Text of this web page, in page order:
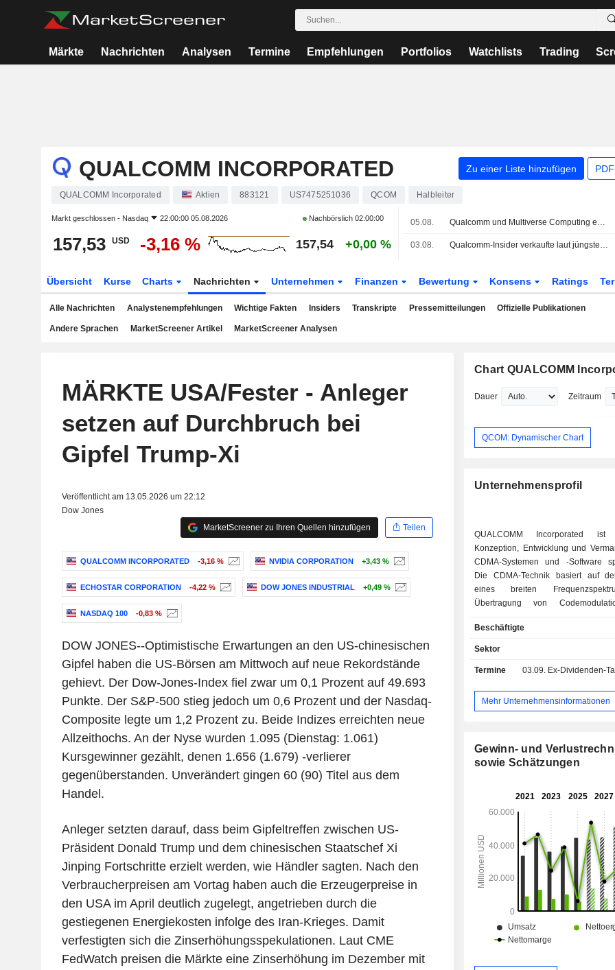
Märkte Nachrichten Analysen Termine Empfehlungen Portfolios Watchlists Trading
QUALCOMM INCORPORATED Zu einer Liste hinzufügen
QUALCOMM Incorporated Aktien 883121 US7475251036 QCOM Halbleiter
Markt geschlossen - Nasdaq 22:00:00 05.08.2026 Nachbörslich02:00:00
157,53 USD -3,16 % 157,54 +0,00 %
05.08. Qualcomm und Multiverse Computing entwickeln gemeinsam KI-Modelle für Rechenzentren
03.08. Qualcomm-Insider verkaufte laut jüngster SEC-Meldung Aktien im Wert von 470.528 USD
Übersicht Kurse Charts Nachrichten Unternehmen Finanzen Bewertung Konsens Ratings
Alle Nachrichten Analystenempfehlungen Wichtige Fakten Insiders Transkripte Pressemitteilungen Offizielle Publikationen
Andere Sprachen MarketScreener Artikel MarketScreener Analysen
MÄRKTE USA/Fester - Anleger
setzen auf Durchbruch bei
Gipfel Trump-Xi
Veröffentlicht am 13.05.2026 um 22:12
Dow Jones
MarketScreener zu Ihren Quellen hinzufügen
Teilen
QUALCOMM INCORPORATED -3,16 % NVIDIA CORPORATION +3,43 %
ECHOSTAR CORPORATION -4,22 % DOW JONES INDUSTRIAL +0,49 %
NASDAQ 100 -0,83 %
DOW JONES--Optimistische Erwartungen an den US-chinesischen
Gipfel haben die US-Börsen am Mittwoch auf neue Rekordstände
gehievt. Der Dow-Jones-Index fiel zwar um 0,1 Prozent auf 49.693
Punkte. Der S&P-500 stieg jedoch um 0,6 Prozent und der Nasdaq-
Composite legte um 1,2 Prozent zu. Beide Indizes erreichten neue
Allzeithochs. An der Nyse wurden 1.095 (Dienstag: 1.061)
Kursgewinner gezählt, denen 1.656 (1.679) -verlierer
gegenüberstanden. Unverändert gingen 60 (90) Titel aus dem
Handel.
Anleger setzten darauf, dass beim Gipfeltreffen zwischen US-
Präsident Donald Trump und dem chinesischen Staatschef Xi
Jinping Fortschritte erzielt werden, wie Händler sagten. Nach den
Verbraucherpreisen am Vortag haben auch die Erzeugerpreise in
den USA im April deutlich zugelegt, angetrieben durch die
gestiegenen Energiekosten infolge des Iran-Krieges. Damit
verfestigten sich die Zinserhöhungsspekulationen. Laut CME
FedWatch preisen die Märkte eine Zinserhöhung im Dezember mit
Chart QUALCOMM
Dauer Zeitraum
QCOM: Dynamischer Chart
Unternehmensprofil
QUALCOMM Incorporated
Konzeption, Entwicklung und
CDMA-Systemen und -Software
Die CDMA-Technik basiert auf
eines breiten
Übertragung von
Nettoumsatz gliedert
Geschäftsbereichen wie folgt: - Verkauf von
Systeme (integrierte Schaltkreise,
Datenübertragung sowie
Funktionen) sowie Systeme für die
Satellitenkommunikation,
Entschlüsselungsvorgänge usw.); - Verkauf von
CDMA-Technologien einsetzen. Geografisch
verteilt sich der Nettoumsatz wie
Staaten (23,8 %), China und
%), Südkorea (21,5 %) sowie
(8,8 %).
Beschäftigte
Sektor
Termine 03.09. Ex-Dividenden-Tag -
Mehr Unternehmensinformationen
Gewinn- und
sowie Schätzungen